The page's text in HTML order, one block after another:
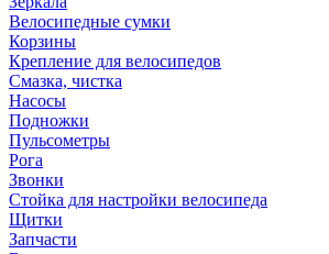
Велосипедные сумки
Корзины
Крепление для велосипедов
Смазка, чистка
Насосы
Подножки
Пульсометры
Рога
Звонки
Стойка для настройки велосипеда
Щитки
Запчасти